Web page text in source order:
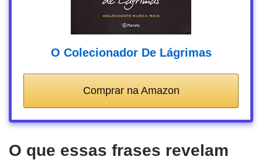
O Colecionador De Lágrimas
Comprar na Amazon
O que essas frases revelam